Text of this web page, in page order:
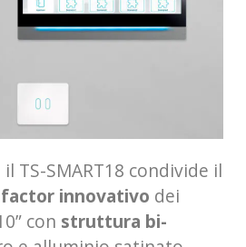
TS-SMART18 condivide il
innovativo dei
con struttura bi-